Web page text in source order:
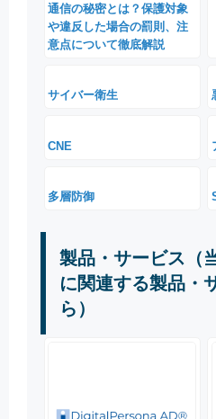
通信の秘密とは？保護対象
や違反した場合の罰則、注
意点について徹底解説
サイバー衛生
CNE
多層防御
製品・サービス（
に関連する製品・
ら）